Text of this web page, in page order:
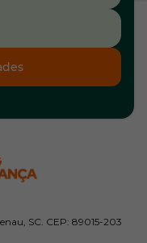
SC. CEP: 89015-203